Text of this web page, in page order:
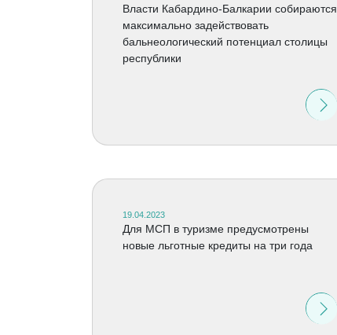
Власти Кабардино-Балкарии собираются
максимально задействовать
бальнеологический потенциал столицы
республики
19.04.2023
Для МСП в туризме предусмотрены
новые льготные кредиты на три года